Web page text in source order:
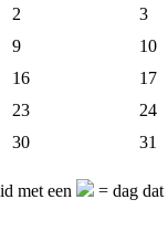
2
3
9
10
16
17
23
24
30 31
met een = dag